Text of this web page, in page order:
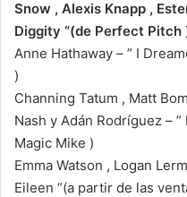
Snow , Alexis Knapp ,
Diggity “(de Perfect Pitch
Anne Hathaway – ” I
)
Channing Tatum , Matt
Nash y Adán Rodríguez –
Magic Mike )
Emma Watson , Logan
Eileen “(a partir de las